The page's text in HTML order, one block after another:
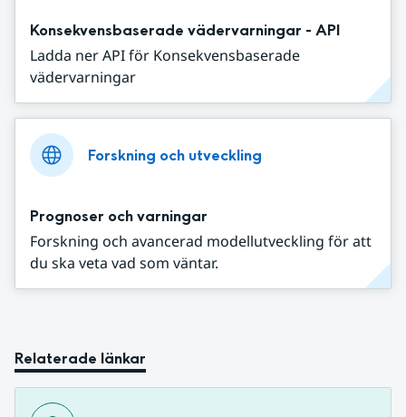
Konsekvensbaserade vädervarningar - API
Ladda ner API för Konsekvensbaserade
vädervarningar
Forskning och utveckling
Prognoser och varningar
Forskning och avancerad modellutveckling för att
du ska veta vad som väntar.
Relaterade länkar